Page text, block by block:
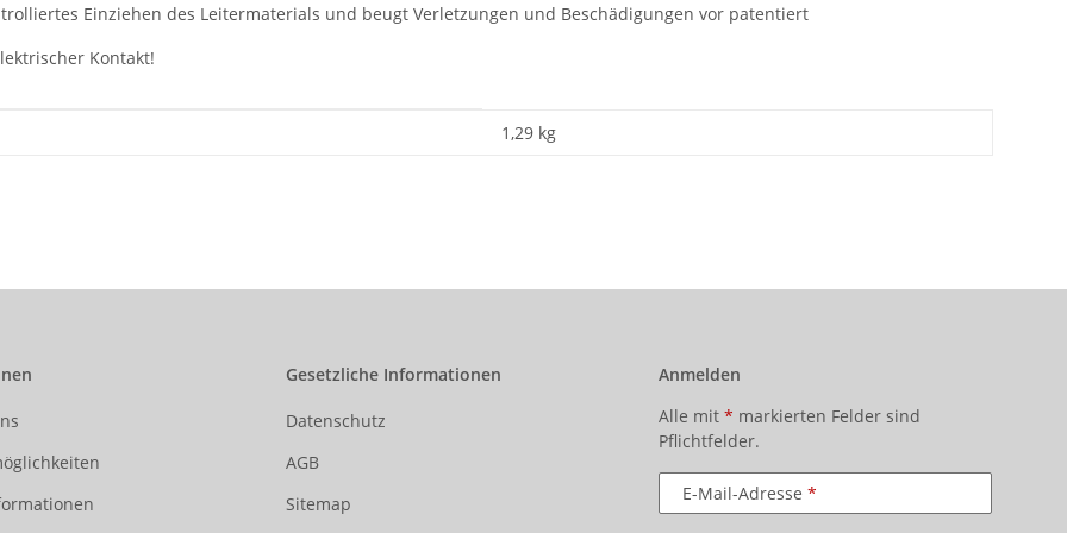
Einziehen des Leitermaterials und beugt Verletzungen und Beschädigungen vor patentiert
Kontakt!
1,29 kg
Gesetzliche Informationen
Datenschutz
AGB
Sitemap
Anmelden
Alle mit * markierten Felder sind
Pflichtfelder.
E-Mail-Adresse